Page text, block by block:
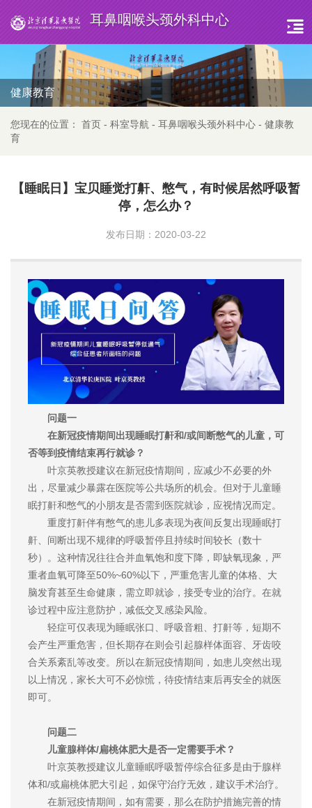
耳鼻咽喉头颈外科中心
健康教育
您现在的位置： 首页 - 科室导航 - 耳鼻咽喉头颈外科中心 - 健康教
育
【睡眠日】宝贝睡觉打鼾、憋气，有时候居然呼吸暂
停，怎么办？
发布日期：2020-03-22
问题一
在新冠疫情期间出现睡眠打鼾和/或间断憋气的儿童，可
否等到疫情结束再行就诊？
叶京英教授建议在新冠疫情期间，应减少不必要的外
出，尽量减少暴露在医院等公共场所的机会。但对于儿童睡
眠打鼾和憋气的小朋友是否需到医院就诊，应视情况而定。
重度打鼾伴有憋气的患儿多表现为夜间反复出现睡眠打
鼾、间断出现不规律的呼吸暂停且持续时间较长（数十
秒）。这种情况往往合并血氧饱和度下降，即缺氧现象，严
重者血氧可降至50%~60%以下，严重危害儿童的体格、大
脑发育甚至生命健康，需立即就诊，接受专业的治疗。在就
诊过程中应注意防护，减低交叉感染风险。
轻症可仅表现为睡眠张口、呼吸音粗、打鼾等，短期不
会产生严重危害，但长期存在则会引起腺样体面容、牙齿咬
合关系紊乱等改变。所以在新冠疫情期间，如患儿突然出现
以上情况，家长大可不必惊慌，待疫情结束后再安全的就医
即可。
问题二
儿童腺样体/扁桃体肥大是否一定需要手术？
叶京英教授建议儿童睡眠呼吸暂停综合征多是由于腺样
体和/或扁桃体肥大引起，如保守治疗无效，建议手术治疗。
在新冠疫情期间，如有需要，那么在防护措施完善的情